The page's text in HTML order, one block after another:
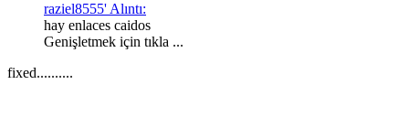
raziel8555' Alıntı:
hay enlaces caidos
Genişletmek için tıkla ...
fixed..........